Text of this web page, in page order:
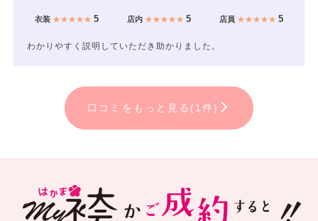
衣装★★★★★ 5 店内★★★★★ 5 店員 ★★★★★5
わかりやすく説明していただき助かりました。
口コミをもっと見る(1件)